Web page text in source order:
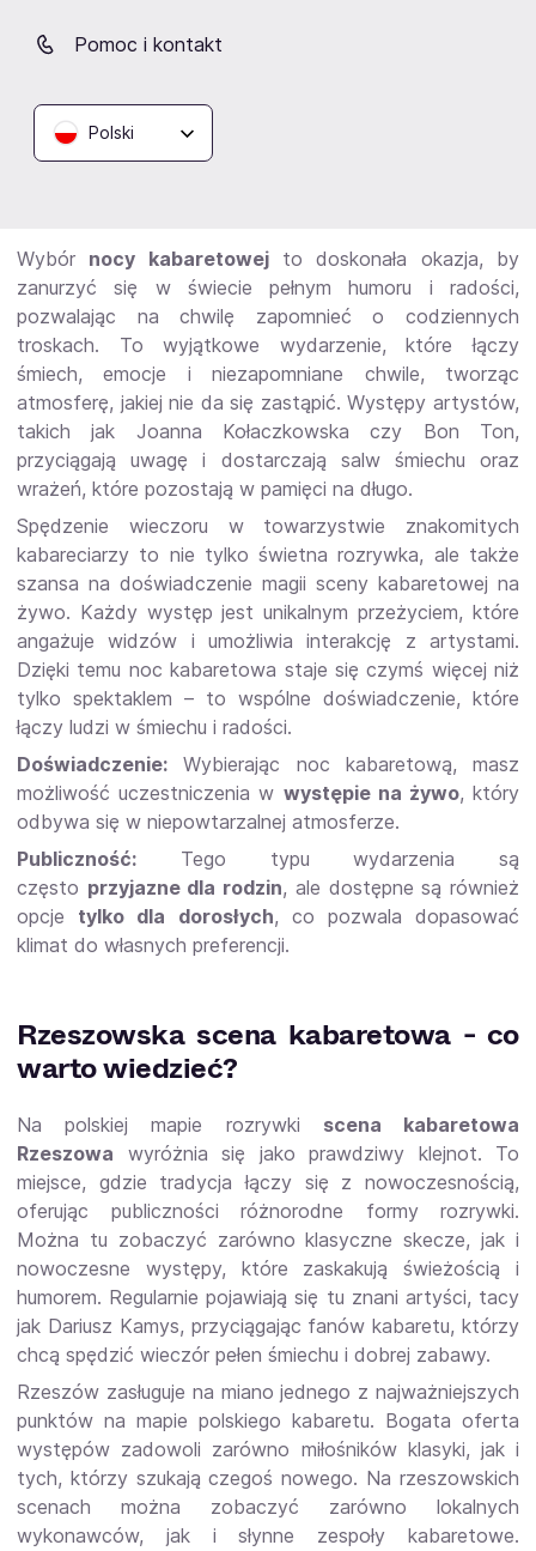
Pomoc i kontakt
Polski
kredytową, PayPal lub przelewem bankowym. I to
wieczorze pełnym humoru i doskonałej zabawy.
Wybór nocy kabaretowejto doskonała okazja, by
zanurzyć się w świecie pełnym humoru i radości,
pozwalając na chwilę zapomnieć o codziennych
troskach. To wyjątkowe wydarzenie, które łączy
śmiech, emocje i niezapomniane chwile, tworząc
atmosferę, jakiej nie da się zastąpić. Występy artystów,
takich jak Joanna Kołaczkowska czy Bon Ton,
przyciągają uwagę i dostarczają salw śmiechu oraz
wrażeń, które pozostają w pamięci na długo.
Spędzenie wieczoru w towarzystwie znakomitych
kabareciarzy to nie tylko świetna rozrywka, ale także
szansa na doświadczenie magii sceny kabaretowej na
żywo. Każdy występ jest unikalnym przeżyciem, które
angażuje widzów i umożliwia interakcję z artystami.
Dzięki temu noc kabaretowa staje się czymś więcej niż
tylko spektaklem – to wspólne doświadczenie, które
łączy ludzi w śmiechu i radości.
Doświadczenie: Wybierając noc kabaretową, masz
możliwość uczestniczenia w występie na żywo, który
odbywa się w niepowtarzalnej atmosferze.
Publiczność: Tego typu wydarzenia są
często przyjazne dla rodzin, ale dostępne są również
opcje tylko dla dorosłych, co pozwala dopasować
klimat do własnych preferencji.
Rzeszowska scena kabaretowa - co
warto wiedzieć?
Na polskiej mapie rozrywki scena kabaretowa
Rzeszowa wyróżnia się jako prawdziwy klejnot. To
miejsce, gdzie tradycja łączy się z nowoczesnością,
oferując publiczności różnorodne formy rozrywki.
Można tu zobaczyć zarówno klasyczne skecze, jak i
nowoczesne występy, które zaskakują świeżością i
humorem. Regularnie pojawiają się tu znani artyści, tacy
jak Dariusz Kamys, przyciągając fanów kabaretu, którzy
chcą spędzić wieczór pełen śmiechu i dobrej zabawy.
Rzeszów zasługuje na miano jednego z najważniejszych
punktów na mapie polskiego kabaretu. Bogata oferta
występów zadowoli zarówno miłośników klasyki, jak i
tych, którzy szukają czegoś nowego. Na rzeszowskich
scenach można zobaczyć zarówno lokalnych
wykonawców, jak i słynne zespoły kabaretowe.